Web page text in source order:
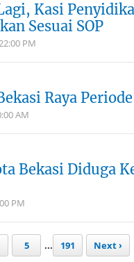
Kasi
Sesuai SOP
PM
Raya
AM
Bekasi Diduga
PM
5 ... 191 Next ›